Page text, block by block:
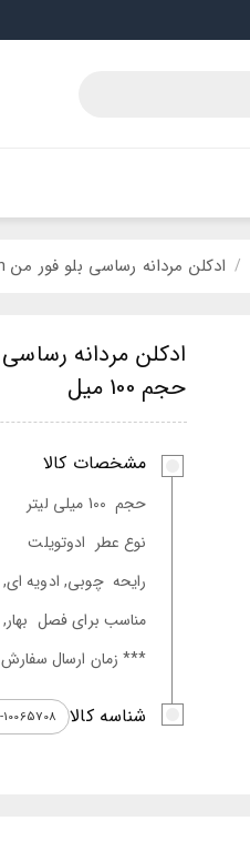
/ ادکلن مردانه رساسی بلو فور من Rasasi Blue For Men حجم 100 میل
حجم 100 میل
مشخصات کالا
حجم 100 میلی لیتر
نوع عطر ادوتویلت
رایحه چوبی, ادویه ای,
مناسب برای فصل
*** زمان ارسال
شناسه کالا 10065708